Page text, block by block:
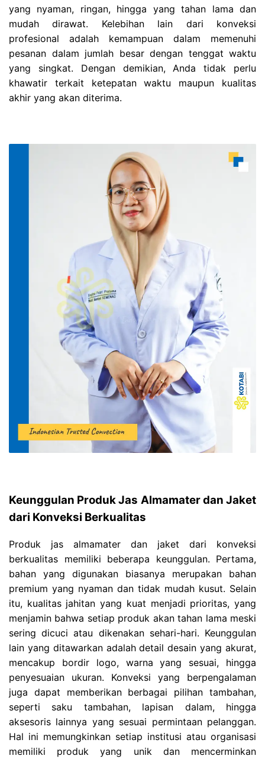
yang nyaman, ringan, hingga yang tahan lama dan
mudah dirawat. Kelebihan lain dari konveksi
profesional adalah kemampuan dalam memenuhi
pesanan dalam jumlah besar dengan tenggat waktu
yang singkat. Dengan demikian, Anda tidak perlu
khawatir terkait ketepatan waktu maupun kualitas
akhir yang akan diterima.
Keunggulan Produk Jas Almamater dan Jaket
dari Konveksi Berkualitas
Produk jas almamater dan jaket dari konveksi
berkualitas memiliki beberapa keunggulan. Pertama,
bahan yang digunakan biasanya merupakan bahan
premium yang nyaman dan tidak mudah kusut. Selain
itu, kualitas jahitan yang kuat menjadi prioritas, yang
menjamin bahwa setiap produk akan tahan lama meski
sering dicuci atau dikenakan sehari-hari. Keunggulan
lain yang ditawarkan adalah detail desain yang akurat,
mencakup bordir logo, warna yang sesuai, hingga
penyesuaian ukuran. Konveksi yang berpengalaman
juga dapat memberikan berbagai pilihan tambahan,
seperti saku tambahan, lapisan dalam, hingga
aksesoris lainnya yang sesuai permintaan pelanggan.
Hal ini memungkinkan setiap institusi atau organisasi
memiliki produk yang unik dan mencerminkan